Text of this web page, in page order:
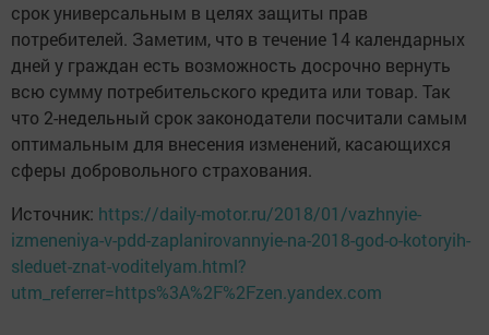
срок универсальным в целях защиты прав
потребителей. Заметим, что в течение 14 календарных
дней у граждан есть возможность досрочно вернуть
всю сумму потребительского кредита или товар. Так
что 2-недельный срок законодатели посчитали самым
оптимальным для внесения изменений, касающихся
сферы добровольного страхования.
Источник: https://daily-motor.ru/2018/01/vazhnyie-
izmeneniya-v-pdd-zaplanirovannyie-na-2018-god-o-kotoryih-
sleduet-znat-voditelyam.html?
utm_referrer=https%3A%2F%2Fzen.yandex.com